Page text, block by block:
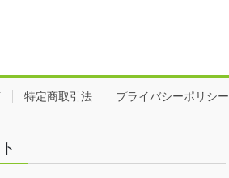
特定商取引法 プライバシーポリシー